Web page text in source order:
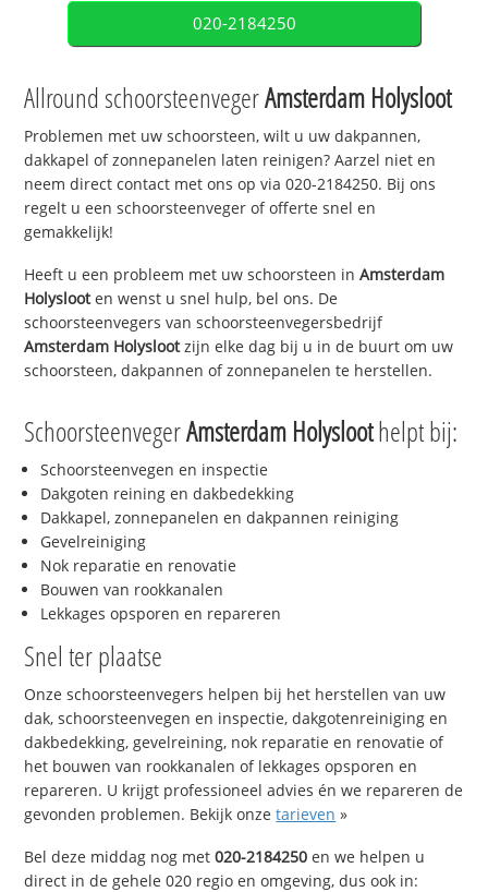
020-2184250
Allround schoorsteenvegerAmsterdam Holysloot
Problemen met uw schoorsteen, wilt u uw dakpannen,
dakkapel of zonnepanelen laten reinigen? Aarzel niet en
neem direct contact met ons op via 020-2184250. Bij ons
regelt u een schoorsteenveger of offerte snel en
gemakkelijk!
Heeft u een probleem met uw schoorsteen inAmsterdam
Holyslooten wenst u snel hulp, bel ons. De
schoorsteenvegers van schoorsteenvegersbedrijf
Amsterdam Holyslootzijn elke dag bij u in de buurt om uw
schoorsteen, dakpannen of zonnepanelen te herstellen.
SchoorsteenvegerAmsterdam Holysloothelpt bij:
Schoorsteenvegen en inspectie
Dakgoten reining en dakbedekking
Dakkapel, zonnepanelen en dakpannen reiniging
Gevelreiniging
Nok reparatie en renovatie
Bouwen van rookkanalen
Lekkages opsporen en repareren
Snel ter plaatse
Onze schoorsteenvegers helpen bij het herstellen van uw
dak, schoorsteenvegen en inspectie, dakgotenreiniging en
dakbedekking, gevelreining, nok reparatie en renovatie of
het bouwen van rookkanalen of lekkages opsporen en
repareren. U krijgt professioneel advies én we repareren de
gevonden problemen. Bekijk onzetarieven »
Bel deze middag nog met020-2184250 en we helpen u
direct in de gehele 020 regio en omgeving, dus ook in: